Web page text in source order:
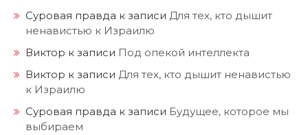
Суровая правда к записи Для тех, кто дышит
ненавистью к Израилю
Виктор к записи Под опекой интеллекта
Виктор к записи Для тех, кто дышит ненавистью
к Израилю
Суровая правда к записи Будущее, которое мы
выбираем